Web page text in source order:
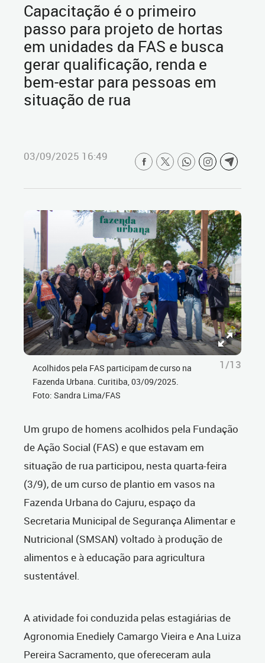
Capacitação é o primeiro
passo para projeto de hortas
em unidades da FAS e busca
gerar qualificação, renda e
bem-estar para pessoas em
situação de rua
03/09/2025 16:49
Acolhidos pela FAS participam de curso na
Fazenda Urbana. Curitiba, 03/09/2025.
Foto: Sandra Lima/FAS
1/13
Um grupo de homens acolhidos pela Fundação
de Ação Social (FAS) e que estavam em
situação de rua participou, nesta quarta-feira
(3/9), de um curso de plantio em vasos na
Fazenda Urbana do Cajuru, espaço da
Secretaria Municipal de Segurança Alimentar e
Nutricional (SMSAN) voltado à produção de
alimentos e à educação para agricultura
sustentável.
A atividade foi conduzida pelas estagiárias de
Agronomia Enediely Camargo Vieira e Ana Luiza
Pereira Sacramento, que ofereceram aula